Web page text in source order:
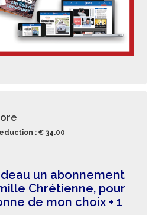
: € 34.00
un abonnement
Chrétienne, pour
de mon choix + 1